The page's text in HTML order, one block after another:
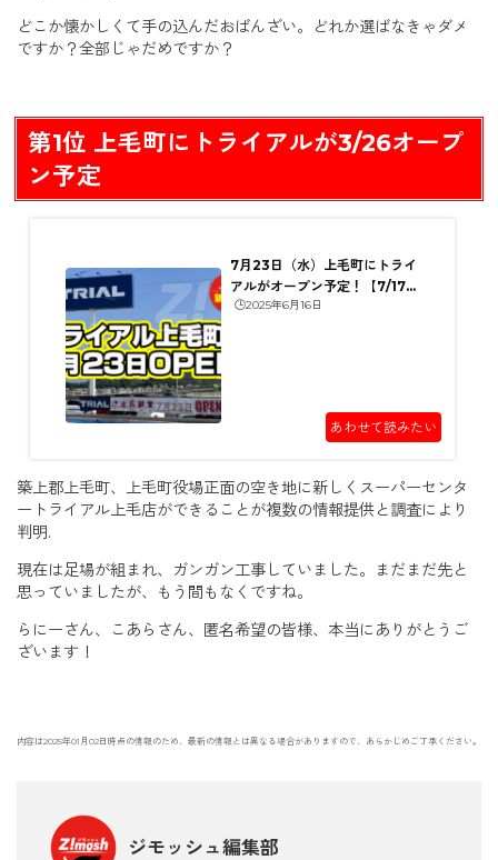
どこか懐かしくて手の込んだおばんざい。どれか選ばなきゃダメ
ですか？全部じゃだめですか？
第1位 上毛町にトライアルが3/26オープ
ン予定
7月23日（水）上毛町にトライ
アルがオープン予定！【7/17情
報更新】
🕒️2025年6月16日
あわせて読みたい
築上郡上毛町、上毛町役場正面の空き地に新しくスーパーセンタ
ートライアル上毛店ができることが複数の情報提供と調査により
判明.
現在は足場が組まれ、ガンガン工事していました。まだまだ先と
思っていましたが、もう間もなくですね。
らにーさん、こあらさん、匿名希望の皆様、本当にありがとうご
ざいます！
内容は2025年01月02日時点の情報のため、最新の情報とは異なる場合がありますので、あらかじめご了承ください。
ジモッシュ編集部